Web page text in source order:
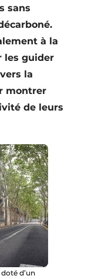
sans
à la
les guider
la
montrer
de leurs
d’un